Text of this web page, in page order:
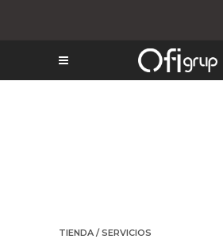
TIENDA /SERVICIOS